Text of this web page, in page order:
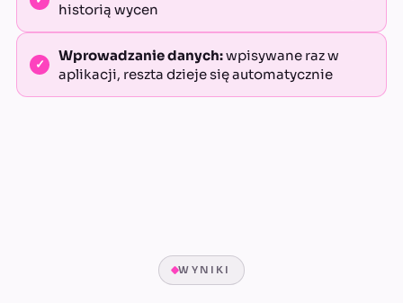
historią wycen
Wprowadzanie danych:wpisywane raz w
aplikacji, reszta dzieje się automatycznie
WYNIKI